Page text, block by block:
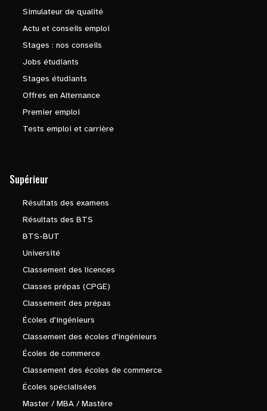
Simulateur de qualité
Actu et conseils emploi
Stages : nos conseils
Jobs étudiants
Stages étudiants
Offres en Alternance
Premier emploi
Tests emploi et carrière
Supérieur
Résultats des examens
Résultats des BTS
BTS-BUT
Université
Classement des licences
Classes prépas (CPGE)
Classement des prépas
Écoles d'ingénieurs
Classement des écoles d'ingénieurs
Écoles de commerce
Classement des écoles de commerce
Écoles spécialisées
Master / MBA / Mastère